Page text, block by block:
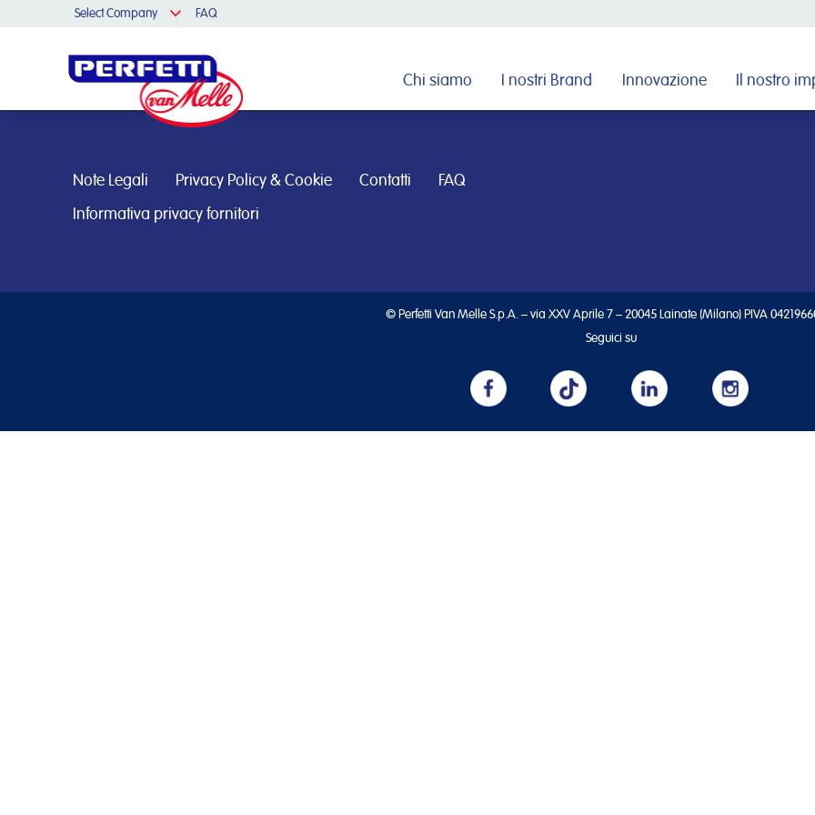
Select Company FAQ
Chi siamo I nostri Brand Innovazione Il nostro
Cerca nel sito
Note Legali Privacy Policy & Cookie Contatti FAQ
Informativa privacy fornitori
© Perfetti Van Melle S.p.A. – via XXV Aprile 7 – 20045 Lainate (Milano) PIVA
Seguici su